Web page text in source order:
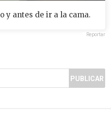
y antes de ir a la cama.
Reportar
PUBLICAR